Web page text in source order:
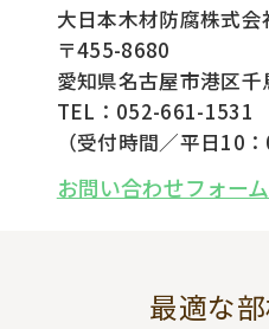
大日本木材防腐株式
〒455-8680
愛知県名古屋市港区
TEL：052-661-1531
（受付時間／平日10
お問い合わせフォー
最適な